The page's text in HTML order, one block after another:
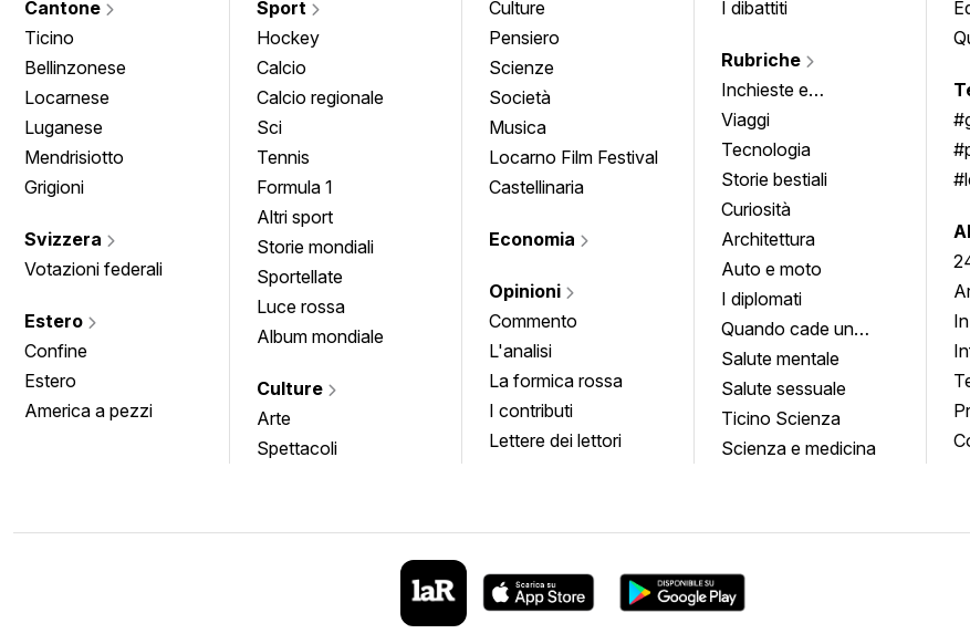
Cantone
Ticino
Bellinzonese
Locarnese
Luganese
Mendrisiotto
Grigioni
Svizzera
Votazioni federali
Estero
Confine
Estero
America a pezzi
Sport
Hockey
Calcio
Calcio regionale
Sci
Tennis
Formula 1
Altri sport
Storie mondiali
Sportellate
Luce rossa
Album mondiale
Culture
Arte
Spettacoli
Culture
Pensiero
Scienze
Società
Musica
Locarno Film Festival
Castellinaria
Economia
Opinioni
Commento
L'analisi
La formica rossa
I contributi
Lettere dei lettori
I dibattiti
Rubriche
Inchieste e
approfondimenti
Viaggi
Tecnologia
Storie bestiali
Curiosità
Architettura
Auto e moto
I diplomati
Quando cade un
quadro
Salute mentale
Salute sessuale
Ticino Scienza
Scienza e medicina